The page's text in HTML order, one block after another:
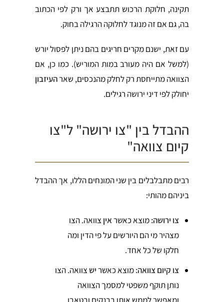
תקינה, חלוקת הרכוש תתבצע אך ורק לפי הכתוב
בה, גם אם זה מנוגד לחלוקה הרגילה בחוק.
עם זאת, ישנם מקרים חריגים בהם ניתן לפסול יורש
(למשל אם היה מעורב במות המוריש). כמו כן, אם
הצוואה מתייחסת רק לחלק מהנכסים, שארהעיזבון
יחולק לפי דיני ירושה רגילים.
ההבדל בין "צו ירושה" ל"צו
קיום צוואה"
רבים מתבלבלים בין שני המונחים הללו, אך ההבדל
ביניהם מהותי:
צו ירושה:מוצא כאשראין צוואה. הצו
מצהיר מי הם היורשים על פי הדין ומה
חלקו של כל אחד.
צו קיום צוואה:מוצא כאשרישצוואה. הצו
נותן תוקף משפטי למסמך הצוואה